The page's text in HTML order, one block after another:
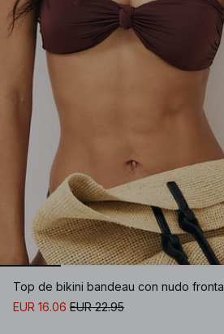
Top de bikini bandeau con nudo frontal
EUR 16.06 EUR 22.95